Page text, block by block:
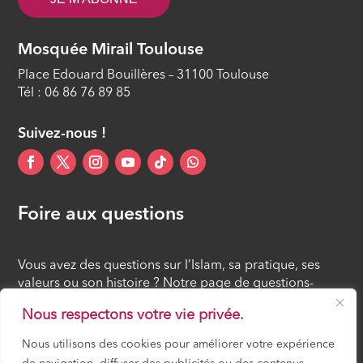
Nous respectons votre vie privée.
Nous utilisons des cookies pour améliorer votre expérience
reconnaissance des bienfaits divins
ÉPISODE 12
Mosquée Mirail Toulouse
Place Edouard Bouillères – 31100 Toulouse
Tél : 06 86 76 89 85
Suivez-nous !
Foire aux questions
Vous avez des questions sur l’Islam, sa pratique, ses
valeurs ou son histoire ? Notre page de questions-
réponses rassemble des réponses claires et accessibles
à tous, croyants ou simples curieux.